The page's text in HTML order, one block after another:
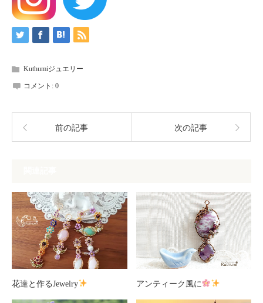
Kuthumiジュエリー
コメント: 0
前の記事 次の記事
花達と作るJewelry アンティーク風に